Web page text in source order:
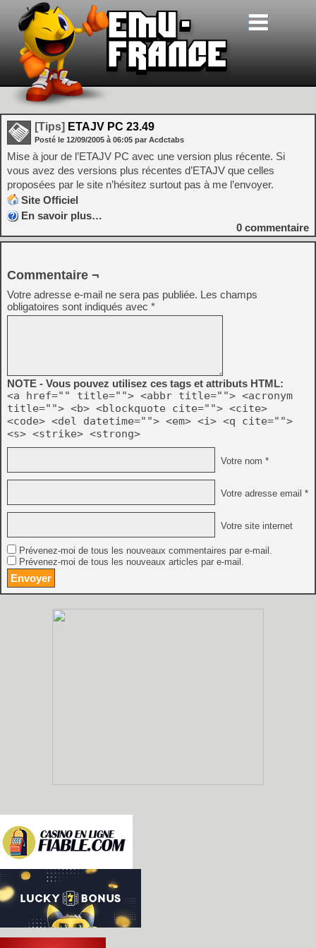
[Tips] ETAJV PC 23.49
Posté le 12/09/2005 à 06:05 par Acdctabs
Mise à jour de l’ETAJV PC avec une version plus récente. Si
vous avez des versions plus récentes d’ETAJV que celles
proposées par le site n’hésitez surtout pas à me l’envoyer.
Site Officiel
En savoir plus…
0 commentaire
Commentaire ¬
Votre adresse e-mail ne sera pas publiée. Les champs
obligatoires sont indiqués avec *
NOTE - Vous pouvez utilisez ces tags et attributs HTML:
<a href="" title=""> <abbr title=""> <acronym
title=""> <b> <blockquote cite=""> <cite>
<code> <del datetime=""> <em> <i> <q cite="">
<s> <strike> <strong>
Votre nom *
Votre adresse email *
Votre site internet
Prévenez-moi de tous les nouveaux commentaires par e-mail.
Prévenez-moi de tous les nouveaux articles par e-mail.